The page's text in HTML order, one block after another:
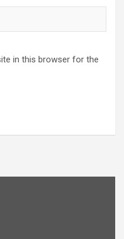
in this browser for the